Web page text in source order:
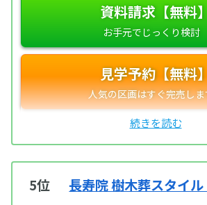
資料請求【無料】
見学予約【無料】
5位 長寿院 樹木葬スタイ